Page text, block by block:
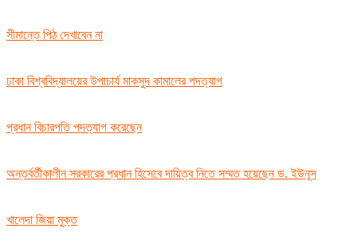
সীমান্তে পিঠ দেখাবেন না
ঢাকা বিশ্ববিদ্যালয়ের উপাচার্য মাকসুদ কামালের পদত্যাগ
প্রধান বিচারপতি পদত্যাগ করেছেন
অন্তর্বর্তীকালীন সরকারের প্রধান হিসেবে দায়িত্ব নিতে সম্মত হয়েছেন ড. ইউনূস
খালেদা জিয়া মুক্ত